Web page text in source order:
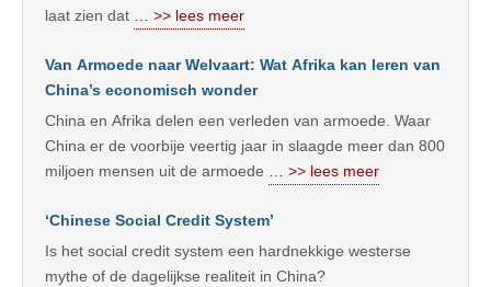
laat zien dat
… >> lees meer
Van Armoede naar Welvaart: Wat Afrika kan leren van
China’s economisch wonder
China en Afrika delen een verleden van armoede. Waar
China er de voorbije veertig jaar in slaagde meer dan 800
miljoen mensen uit de armoede
… >> lees meer
‘Chinese Social Credit System’
Is het social credit system een hardnekkige westerse
mythe of de dagelijkse realiteit in China?